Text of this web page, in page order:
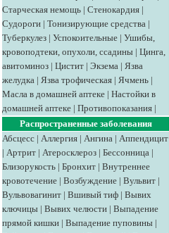
Старческая немощь | Стенокардия |
Судороги | Тонизирующие средства |
Туберкулез | Успокоительные | Ушибы,
кровоподтеки, опухоли, ссадины | Цинга,
авитоминоз | Цистит | Экзема | Язва
желудка | Язва трофическая | Ячмень |
Масла в домашней аптеке | Настойки в
домашней аптеке | Противопоказания |
Распространенные заболевания
Абсцесс | Аллергия | Ангина | Аппендицит
| Артрит | Атеросклероз | Бессонница |
Близорукость | Бронхит | Внутреннее
кровотечение | Возбуждение | Вульвит |
Вульвовагинит | Вшивый тиф | Вывих
ключицы | Вывих челюсти | Выпадение
прямой кишки | Выпадение пуповины |